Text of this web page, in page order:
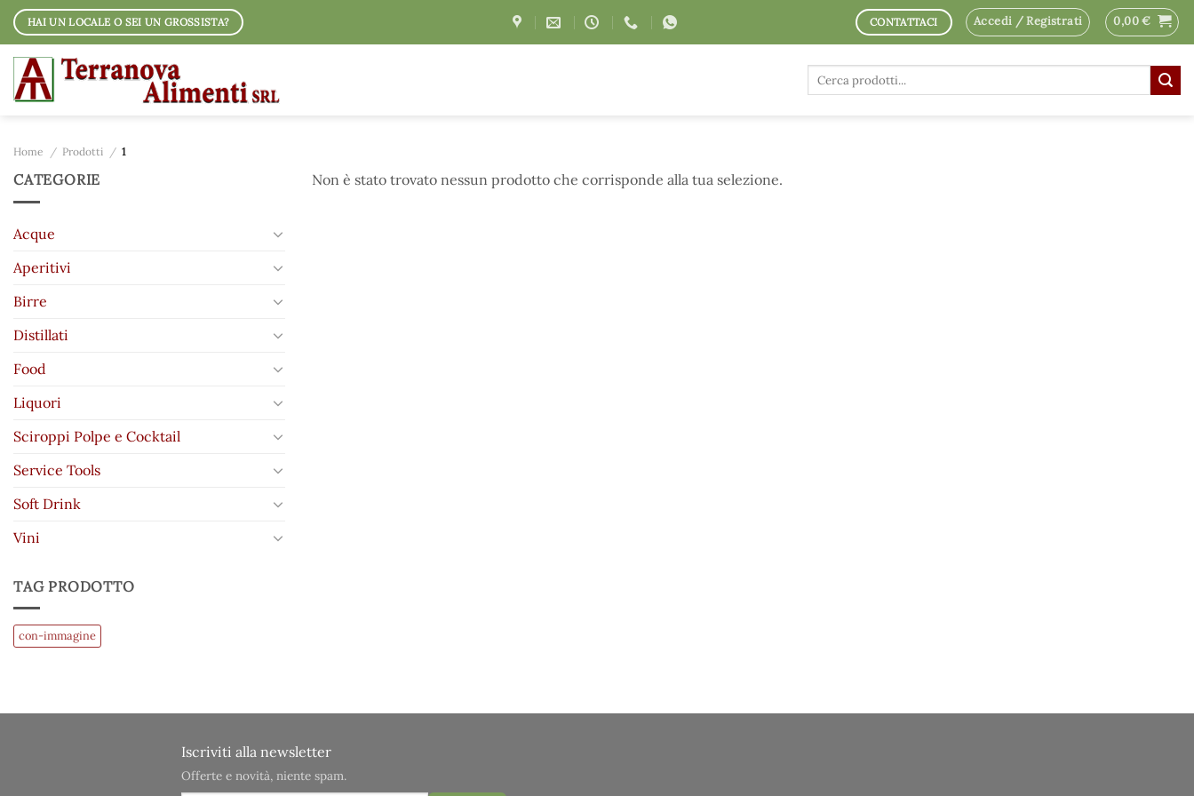
Salta
contenuti
HAI UN LOCALE O SEI UN GROSSISTA? CONTATTACI Accedi / Registrati 0,00€
Cerca:
Home / Prodotti / 1
CATEGORIE
Acque
Aperitivi
Birre
Distillati
Food
Liquori
Sciroppi Polpe e Cocktail
Service Tools
Soft Drink
Vini
TAG PRODOTTO
con-immagine
Non è stato trovato nessun prodotto che corrisponde alla tua selezione.
Iscriviti alla newsletter
Offerte e novità, niente spam.